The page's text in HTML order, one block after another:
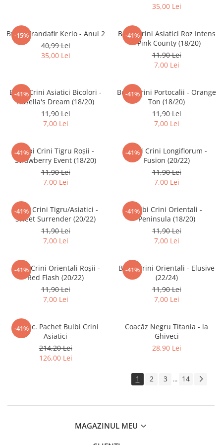
Plante urcatoare
Pomi columnari
Trandafiri pomisor plangator
Trandafiri tufa
Trandafiri urcatori
De masa
Pentru vin
35,00 Lei
-15%
Butaș Trandafir Kerio - Anul 2
40,99 Lei
35,00 Lei
-41%
Bulbi Crini Asiatici Roz Intens
- Pink County (18/20)
11,90 Lei
7,00 Lei
-41%
Bulbi Crini Asiatici Bicolori -
Rosella's Dream (18/20)
11,90 Lei
7,00 Lei
-41%
Bulbi Crini Portocalii - Orange
Ton (18/20)
11,90 Lei
7,00 Lei
-41%
Bulbi Crini Tigru Roșii -
Strawberry Event (18/20)
11,90 Lei
7,00 Lei
-41%
Bulbi Crini Longiflorum -
Fusion (20/22)
11,90 Lei
7,00 Lei
-41%
Bulbi Crini Tigru/Asiatici -
Sweet Surrender (20/22)
11,90 Lei
7,00 Lei
-41%
Bulbi Crini Orientali -
Peninsula (18/20)
11,90 Lei
7,00 Lei
-41%
Bulbi Crini Orientali Roșii -
Red Flash (20/22)
11,90 Lei
7,00 Lei
-41%
Bulbi Crini Orientali - Elusive
(22/24)
11,90 Lei
7,00 Lei
-41%
18 buc. Pachet Bulbi Crini
Asiatici
214,20 Lei
126,00 Lei
Coacăz Negru Titania - la
Ghiveci
28,90 Lei
1 2 3 ... 14
MAGAZINUL MEU